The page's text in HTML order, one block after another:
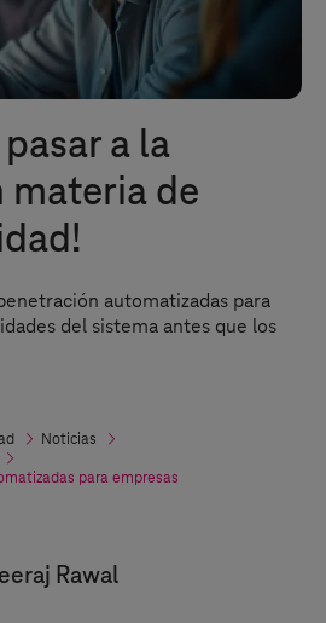
pasar a la
materia de
automatizadas para
del sistema antes que los
Noticias
para empresas
Rawal